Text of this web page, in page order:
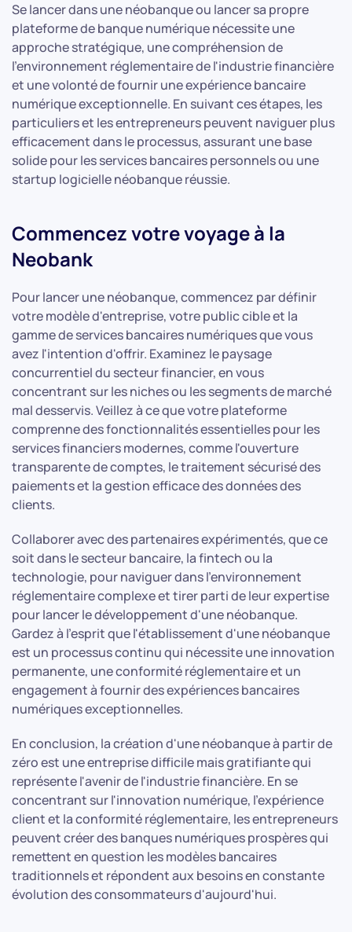
Se lancer dans une néobanque ou lancer sa propre
plateforme de banque numérique nécessite une
approche stratégique, une compréhension de
l'environnement réglementaire de l'industrie financière
et une volonté de fournir une expérience bancaire
numérique exceptionnelle. En suivant ces étapes, les
particuliers et les entrepreneurs peuvent naviguer plus
efficacement dans le processus, assurant une base
solide pour les services bancaires personnels ou une
startup logicielle néobanque réussie.
Commencez votre voyage à la
Neobank
Pour lancer une néobanque, commencez par définir
votre modèle d'entreprise, votre public cible et la
gamme de services bancaires numériques que vous
avez l'intention d'offrir. Examinez le paysage
concurrentiel du secteur financier, en vous
concentrant sur les niches ou les segments de marché
mal desservis. Veillez à ce que votre plateforme
comprenne des fonctionnalités essentielles pour les
services financiers modernes, comme l'ouverture
transparente de comptes, le traitement sécurisé des
paiements et la gestion efficace des données des
clients.
Collaborer avec des partenaires expérimentés, que ce
soit dans le secteur bancaire, la fintech ou la
technologie, pour naviguer dans l'environnement
réglementaire complexe et tirer parti de leur expertise
pour lancer le développement d'une néobanque.
Gardez à l'esprit que l'établissement d'une néobanque
est un processus continu qui nécessite une innovation
permanente, une conformité réglementaire et un
engagement à fournir des expériences bancaires
numériques exceptionnelles.
En conclusion, la création d'une néobanque à partir de
zéro est une entreprise difficile mais gratifiante qui
représente l'avenir de l'industrie financière. En se
concentrant sur l'innovation numérique, l'expérience
client et la conformité réglementaire, les entrepreneurs
peuvent créer des banques numériques prospères qui
remettent en question les modèles bancaires
traditionnels et répondent aux besoins en constante
évolution des consommateurs d'aujourd'hui.